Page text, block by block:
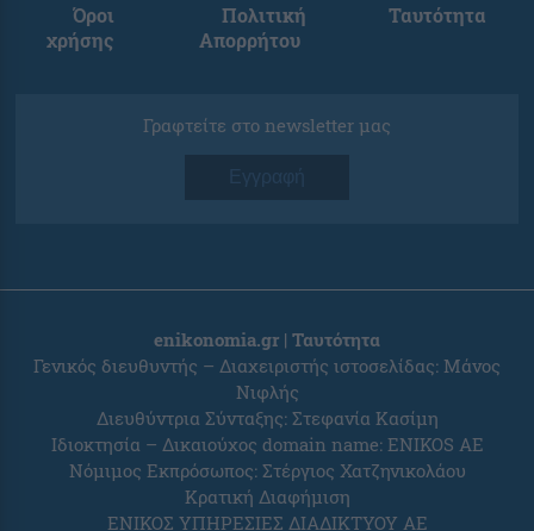
Όροι
χρήσης
Πολιτική
Απορρήτου
Ταυτότητα
Γραφτείτε στο newsletter μας
Εγγραφή
enikonomia.gr | Ταυτότητα
Γενικός διευθυντής – Διαχειριστής ιστοσελίδας: Μάνος
Νιφλής
Διευθύντρια Σύνταξης: Στεφανία Κασίμη
Ιδιοκτησία – Δικαιούχος domain name: ENIKOS AE
Νόμιμος Εκπρόσωπος: Στέργιος Χατζηνικολάου
Κρατική Διαφήμιση
ΕΝΙΚΟΣ ΥΠΗΡΕΣΙΕΣ ΔΙΑΔΙΚΤΥΟΥ ΑΕ